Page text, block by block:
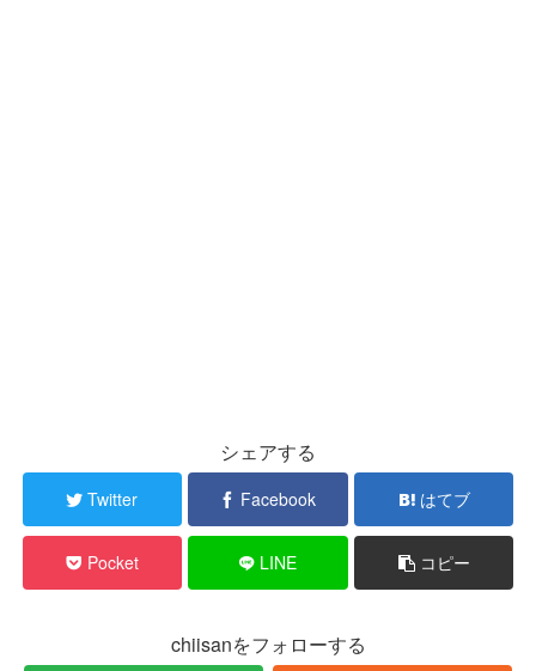
シェアする
Twitter Facebook はてブ
Pocket LINE コピー
chiisanをフォローする